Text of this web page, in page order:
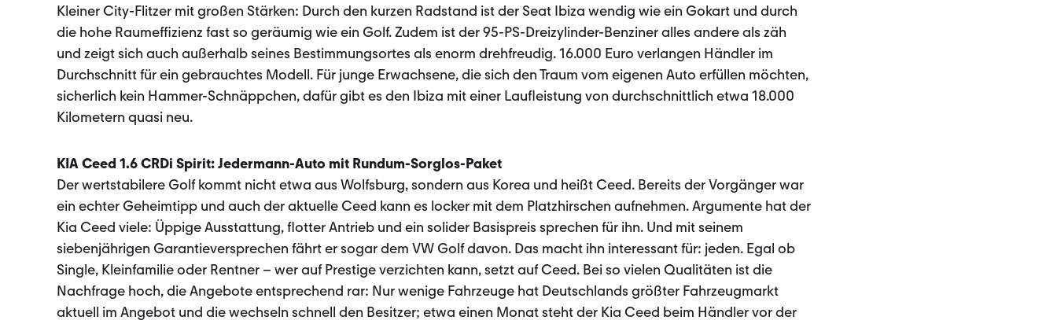
Kleiner City-Flitzer mit großen Stärken: Durch den kurzen Radstand ist der Seat Ibiza wendig wie ein Gokart und durch
die hohe Raumeffizienz fast so geräumig wie ein Golf. Zudem ist der 95-PS-Dreizylinder-Benziner alles andere als zäh
und zeigt sich auch außerhalb seines Bestimmungsortes als enorm drehfreudig. 16.000 Euro verlan­gen Händler im
Durchschnitt für ein gebrauchtes Modell. Für junge Erwachsene, die sich den Traum vom eigenen Auto erfüllen möchten,
sicherlich kein Hammer-Schnäppchen, dafür gibt es den Ibiza mit einer Laufleistung von durchschnittlich etwa 18.000
Kilometern quasi neu.
KIA Ceed 1.6 CRDi Spirit: Jedermann-Auto mit Rundum-Sorglos-Paket
Der wertstabilere Golf kommt nicht etwa aus Wolfsburg, sondern aus Korea und heißt Ceed. Bereits der Vorgänger war
ein echter Geheimtipp und auch der aktuelle Ceed kann es locker mit dem Platzhirschen aufnehmen. Argumente hat der
Kia Ceed viele: Üppige Ausstattung, flotter Antrieb und ein solider Basispreis sprechen für ihn. Und mit seinem
siebenjährigen Garantieversprechen fährt er sogar dem VW Golf davon. Das macht ihn interessant für: jeden. Egal ob
Single, Kleinfamilie oder Rentner – wer auf Prestige verzichten kann, setzt auf Ceed. Bei so vielen Qualitäten ist die
Nachfrage hoch, die Angebote entsprechend rar: Nur wenige Fahrzeuge hat Deutschlands größter Fahrzeugmarkt
aktuell im Angebot und die wechseln schnell den Besitzer; etwa einen Monat steht der Kia Ceed beim Händler vor der